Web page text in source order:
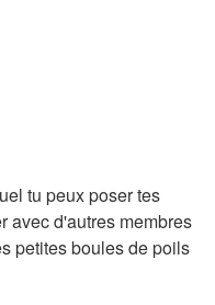
tu peux poser tes
avec d'autres membres
petites boules de poils